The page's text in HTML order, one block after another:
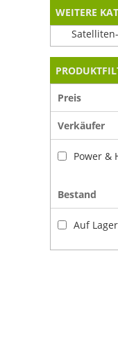
WEITERE
Preis
Verkäufer
Power &
Bestand
Auf Lager